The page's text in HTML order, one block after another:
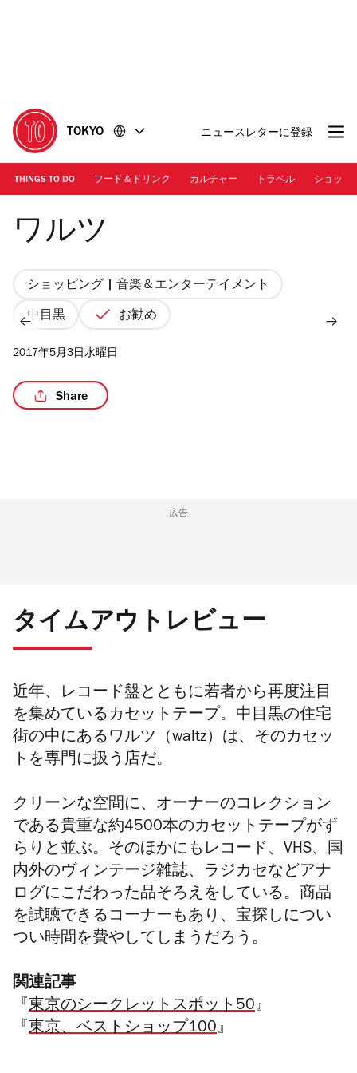
に
移
動
移
動
TOKYO ニュースレターに登録
THINGS TO DO フード＆ドリンク カルチャー トラベル ショッピ
ワルツ
ワルツ
ショッピング | 音楽＆エンターテイメント
中目黒 お勧め
2017年5月3日水曜日
Share
広告
タイムアウトレビュー
近年、レコード盤とともに若者から再度注目
を集めているカセットテープ。中目黒の住宅
街の中にあるワルツ（waltz）は、そのカセッ
トを専門に扱う店だ。
クリーンな空間に、オーナーのコレクション
である貴重な約4500本のカセットテープがず
らりと並ぶ。そのほかにもレコード、VHS、国
内外のヴィンテージ雑誌、ラジカセなどアナ
ログにこだわった品そろえをしている。商品
を試聴できるコーナーもあり、宝探しについ
つい時間を費やしてしまうだろう。
関連記事
『 東京のシークレットスポット50』
『 東京、ベストショップ100』